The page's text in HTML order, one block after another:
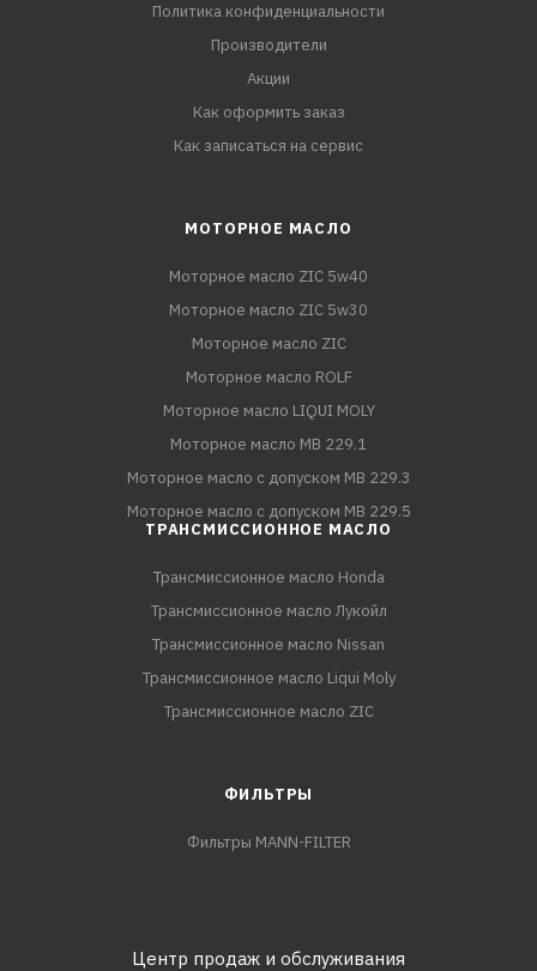
Политика конфиденциальности
Производители
Акции
Как оформить заказ
Как записаться на сервис
МОТОРНОЕ МАСЛО
Моторное масло ZIC 5w40
Моторное масло ZIC 5w30
Моторное масло ZIC
Моторное масло ROLF
Моторное масло LIQUI MOLY
Моторное масло MB 229.1
Моторное масло с допуском MB 229.3
Моторное масло с допуском MB 229.5
ТРАНСМИССИОННОЕ МАСЛО
Трансмиссионное масло Honda
Трансмиссионное масло Лукойл
Трансмиссионное масло Nissan
Трансмиссионное масло Liqui Moly
Трансмиссионное масло ZIC
ФИЛЬТРЫ
Фильтры MANN-FILTER
Центр продаж и обслуживания